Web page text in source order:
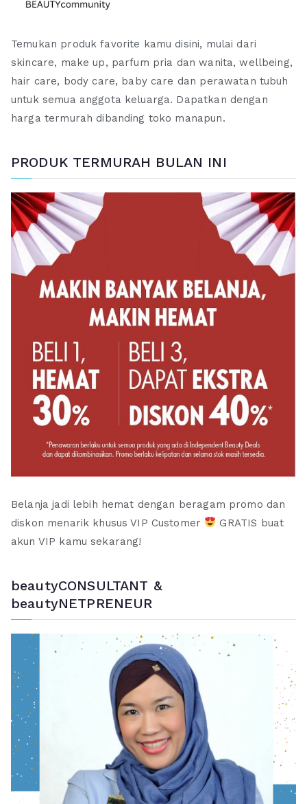
Temukan produk favorite kamu disini, mulai dari
skincare, make up, parfum pria dan wanita, wellbeing,
hair care, body care, baby care dan perawatan tubuh
untuk semua anggota keluarga. Dapatkan dengan
harga termurah dibanding toko manapun.
PRODUK TERMURAH BULAN INI
Belanja jadi lebih hemat dengan beragam promo dan
diskon menarik khusus VIP Customer
GRATIS buat
akun VIP kamu sekarang!
beautyCONSULTANT &
beautyNETPRENEUR